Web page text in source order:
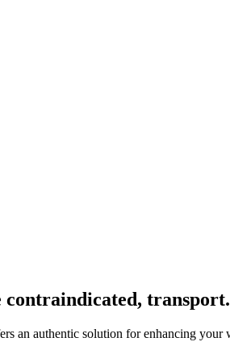
contraindicated, transport.
an authentic solution for enhancing your